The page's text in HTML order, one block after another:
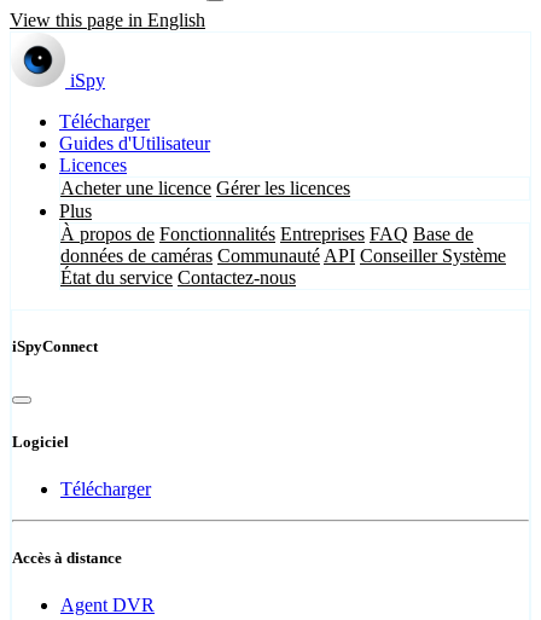
View this page in English
iSpy
Télécharger
Guides d'Utilisateur
Licences
Acheter une licence Gérer les licences
Plus
À propos de Fonctionnalités Entreprises FAQ Base de
données de caméras Communauté API Conseiller Système
État du service Contactez-nous
iSpyConnect
Logiciel
Télécharger
Accès à distance
Agent DVR